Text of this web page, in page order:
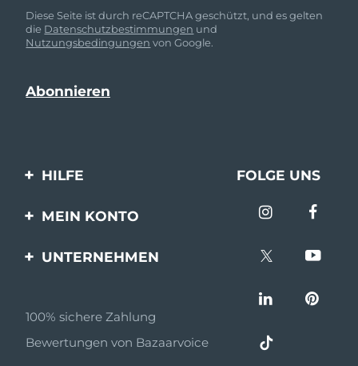
Diese Seite ist durch reCAPTCHA geschützt, und es gelten
die Datenschutzbestimmungen und
Nutzungsbedingungen von Google.
HILFE
Kontaktiere uns
FOLGE UNS
MEIN KONTO
UNTERNEHMEN
Partnerprogramm
Partner Nachrichten
100% sichere Zahlung
Bewertungen von Bazaarvoice